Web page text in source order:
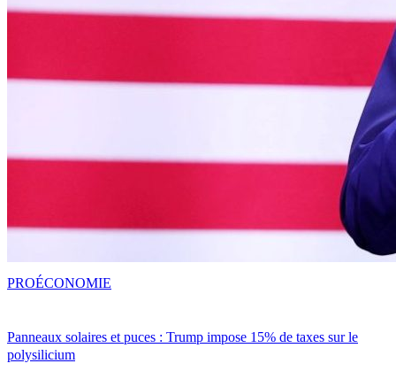
Panneaux solaires et puces : Trump impose 15% de taxes sur le
polysilicium
PROÉCONOMIE